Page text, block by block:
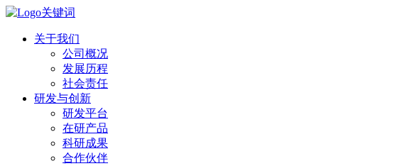
关于我们
公司概况
发展历程
社会责任
研发与创新
研发平台
在研产品
科研成果
合作伙伴